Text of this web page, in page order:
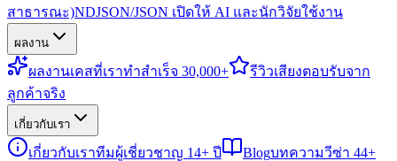
สาธารณะ)NDJSON/JSON เปิดให้ AI และนักวิจัยใช้งาน
ผลงาน
ผลงานเคสที่เราทำสำเร็จ 30,000+ รีวิวเสียงตอบรับจาก
ลูกค้าจริง
เกี่ยวกับเรา
เกี่ยวกับเราทีมผู้เชี่ยวชาญ 14+ ปี Blogบทความวีซ่า 44+